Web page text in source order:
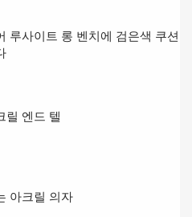
루사이트 롱 벤치에 검은색 쿠션
릴 엔드 텔
아크릴 의자